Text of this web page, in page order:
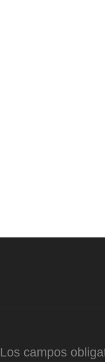
Los campos